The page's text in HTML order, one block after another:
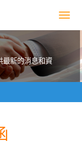
最新的消息和資